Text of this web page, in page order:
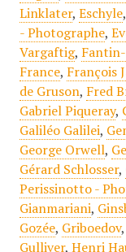
Linklater, Eschyle,
- Photographe,
Vargaftig,
France, François
de Gruson, Fred
Gabriel Piqueray,
Galiléo Galilei,
George Orwell,
Gérard Schlosser,
Perissinotto -
Gianmariani,
Gozée, Griboedov,
Gulliver, Henri